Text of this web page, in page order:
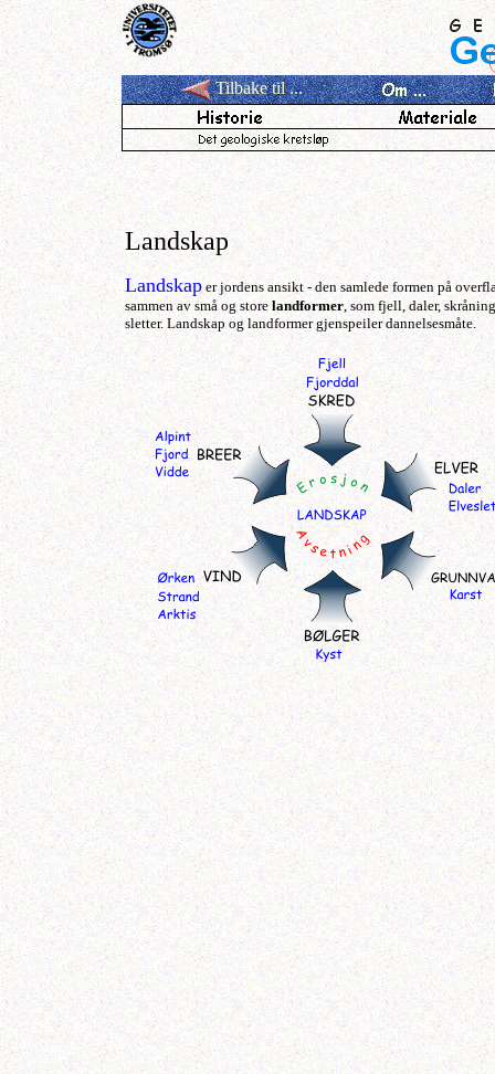
Tilbake til ...
Landskap
Landskap er jordens ansikt - den samlede formen på
sammen av små og storelandformer, som fjell, daler,
sletter. Landskap og landformer gjenspeiler dannelsesmåte.